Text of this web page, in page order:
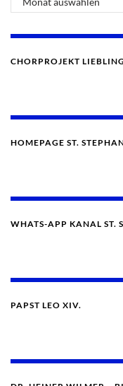
CHORPROJEKT
HOMEPAGE ST.
WHATS-APP KANAL ST.
PAPST LEO XIV.